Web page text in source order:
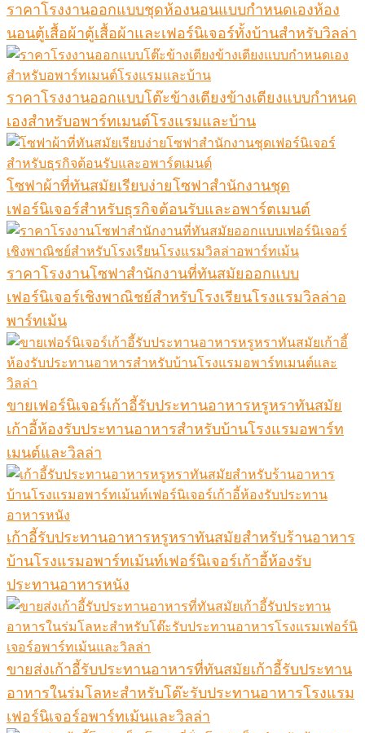
ราคาโรงงานออกแบบชุดห้องนอนแบบกำหนดเองห้อง
นอนตู้เสื้อผ้าตู้เสื้อผ้าและเฟอร์นิเจอร์ทั้งบ้านสำหรับวิลล่า
ราคาโรงงานออกแบบโต๊ะข้างเตียงข้างเตียงแบบกำหนด
เองสำหรับอพาร์ทเมนต์โรงแรมและบ้าน
โซฟาผ้าที่ทันสมัยเรียบง่ายโซฟาสำนักงานชุด
เฟอร์นิเจอร์สำหรับธุรกิจต้อนรับและอพาร์ตเมนต์
ราคาโรงงานโซฟาสำนักงานที่ทันสมัยออกแบบ
เฟอร์นิเจอร์เชิงพาณิชย์สำหรับโรงเรียนโรงแรมวิลล่าอ
พาร์ทเม้น
ขายเฟอร์นิเจอร์เก้าอี้รับประทานอาหารหรูหราทันสมัย
เก้าอี้ห้องรับประทานอาหารสำหรับบ้านโรงแรมอพาร์ท
เมนต์และวิลล่า
เก้าอี้รับประทานอาหารหรูหราทันสมัยสำหรับร้านอาหาร
บ้านโรงแรมอพาร์ทเม้นท์เฟอร์นิเจอร์เก้าอี้ห้องรับ
ประทานอาหารหนัง
ขายส่งเก้าอี้รับประทานอาหารที่ทันสมัยเก้าอี้รับประทาน
อาหารในร่มโลหะสำหรับโต๊ะรับประทานอาหารโรงแรม
เฟอร์นิเจอร์อพาร์ทเม้นและวิลล่า